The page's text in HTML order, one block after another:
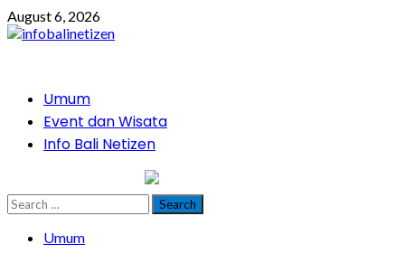
Skip
to
August 6, 2026
PrimaryUmum
Event dan Wisata
Info Bali Netizen
Search
for:
Umum